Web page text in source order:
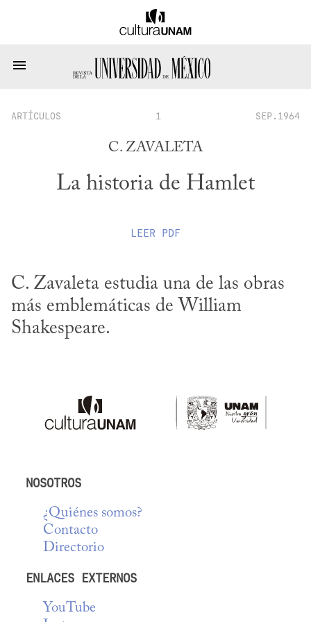
ARTÍCULOS 1 SEP.1964
C. ZAVALETA
La historia de Hamlet
LEER PDF
C. Zavaleta estudia una de las obras
más emblemáticas de William
Shakespeare.
NOSOTROS
¿Quiénes somos?
Contacto
Directorio
ENLACES EXTERNOS
YouTube